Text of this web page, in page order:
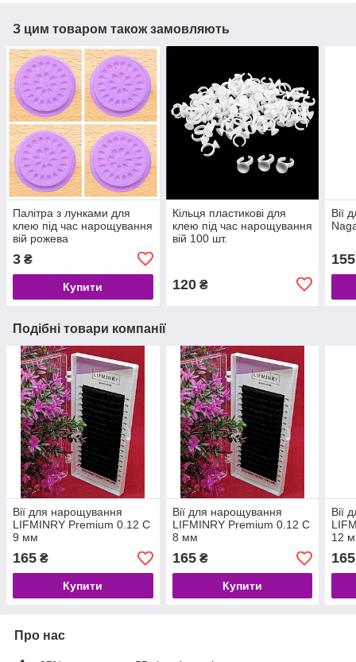
З цим товаром також замовляють
Палітра з лунками для
клею під час нарощування
вій рожева
3 ₴
Купити
Кільця пластикові для
клею під час нарощування
вій 100 шт.
120₴
Вії
155
Подібні товари компанії
Вії для нарощування
LIFMINRY Premium 0.12 C
9 мм
165 ₴
Купити
Вії для нарощування
LIFMINRY Premium 0.12 C
8 мм
165₴
Купити
Вії
12
165
Про нас